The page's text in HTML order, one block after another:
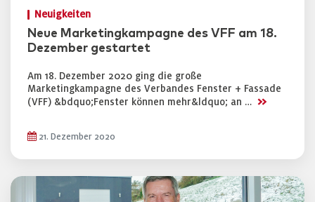
Neuigkeiten
Neue Marketingkampagne des VFF am 18.
Dezember gestartet
Am 18. Dezember 2020 ging die große
Marketingkampagne des Verbandes Fenster + Fassade
(VFF) &bdquo;Fenster können mehr&ldquo; an … >>
21. Dezember 2020